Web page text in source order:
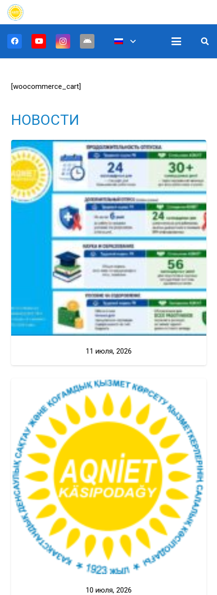
[woocommerce_cart]
НОВОСТИ
11 июля, 2026
10 июля, 2026